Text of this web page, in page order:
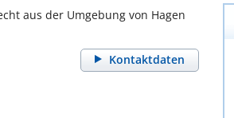
aus der Umgebung von Hagen
Kontaktdaten